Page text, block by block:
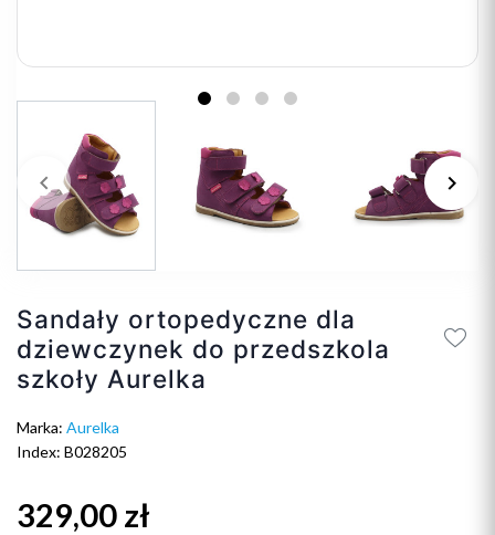
Poprzedni
keyboard_arrow_left keyboard_arrow_right
Sandały ortopedyczne dla
dziewczynek do przedszkola
szkoły Aurelka
Marka: Aurelka
Index: B028205
329,00 zł